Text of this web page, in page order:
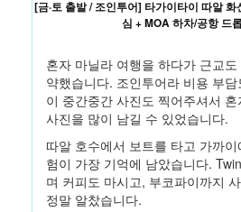
[금·토 출발 / 조인투어] 타가이타이 따알
심 + MOA 하차/공항 드
혼자 마닐라 여행을 하다가 근교
약했습니다. 조인투어라 비용 부
이 중간중간 사진도 찍어주셔서
사진을 많이 남길 수 있었습니다.
따알 호수에서 보트를 타고 가까
험이 가장 기억에 남았습니다.
며 커피도 마시고, 부코파이까지
정말 알찼습니다.